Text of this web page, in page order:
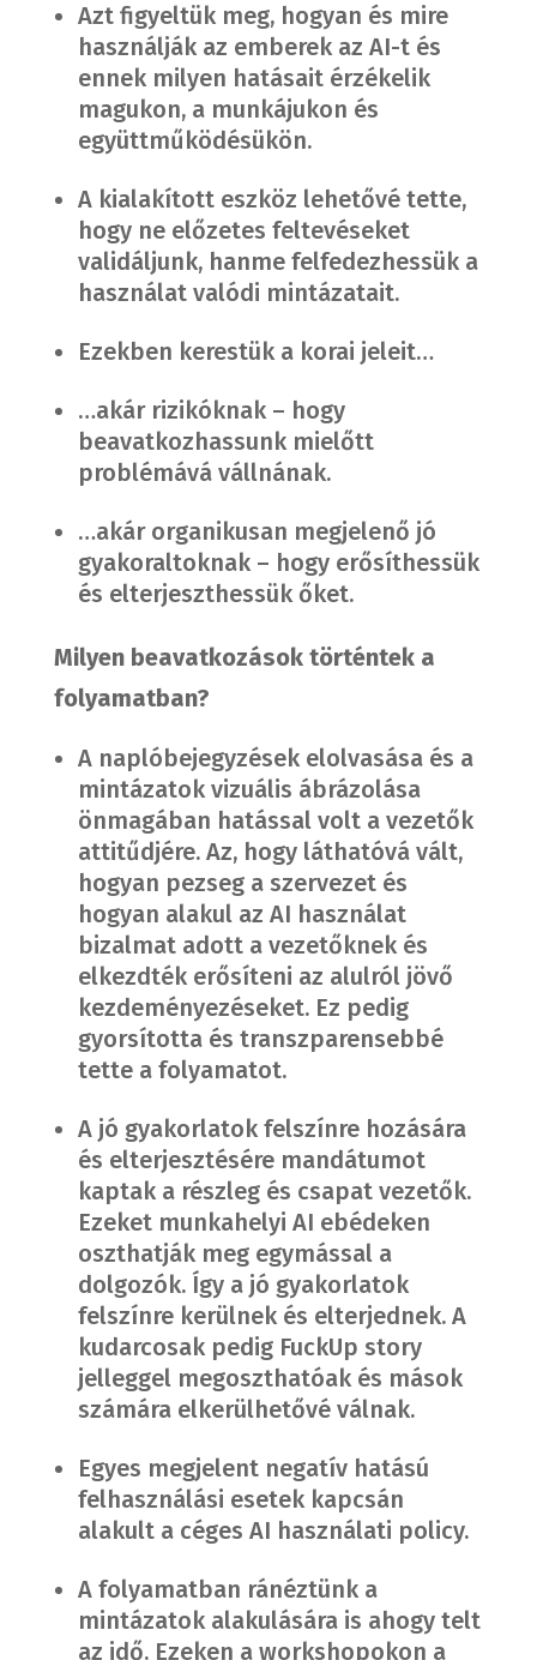
Azt figyeltük meg, hogyan és mire
használják az emberek az AI-t és
ennek milyen hatásait érzékelik
magukon, a munkájukon és
együttműködésükön.
A kialakított eszköz lehetővé tette,
hogy ne előzetes feltevéseket
validáljunk, hanme felfedezhessük a
használat valódi mintázatait.
Ezekben kerestük a korai jeleit…
…akár rizikóknak – hogy
beavatkozhassunk mielőtt
problémává vállnának.
…akár organikusan megjelenő jó
gyakoraltoknak – hogy erősíthessük
és elterjeszthessük őket.
Milyen beavatkozások történtek a
folyamatban?
A naplóbejegyzések elolvasása és a
mintázatok vizuális ábrázolása
önmagában hatással volt a vezetők
attitűdjére. Az, hogy láthatóvá vált,
hogyan pezseg a szervezet és
hogyan alakul az AI használat
bizalmat adott a vezetőknek és
elkezdték erősíteni az alulról jövő
kezdeményezéseket. Ez pedig
gyorsította és transzparensebbé
tette a folyamatot.
A jó gyakorlatok felszínre hozására
és elterjesztésére mandátumot
kaptak a részleg és csapat vezetők.
Ezeket munkahelyi AI ebédeken
oszthatják meg egymással a
dolgozók. Így a jó gyakorlatok
felszínre kerülnek és elterjednek. A
kudarcosak pedig FuckUp story
jelleggel megoszthatóak és mások
számára elkerülhetővé válnak.
Egyes megjelent negatív hatású
felhasználási esetek kapcsán
alakult a céges AI használati policy.
A folyamatban ránéztünk a
mintázatok alakulására is ahogy telt
az idő. Ezeken a workshopokon a